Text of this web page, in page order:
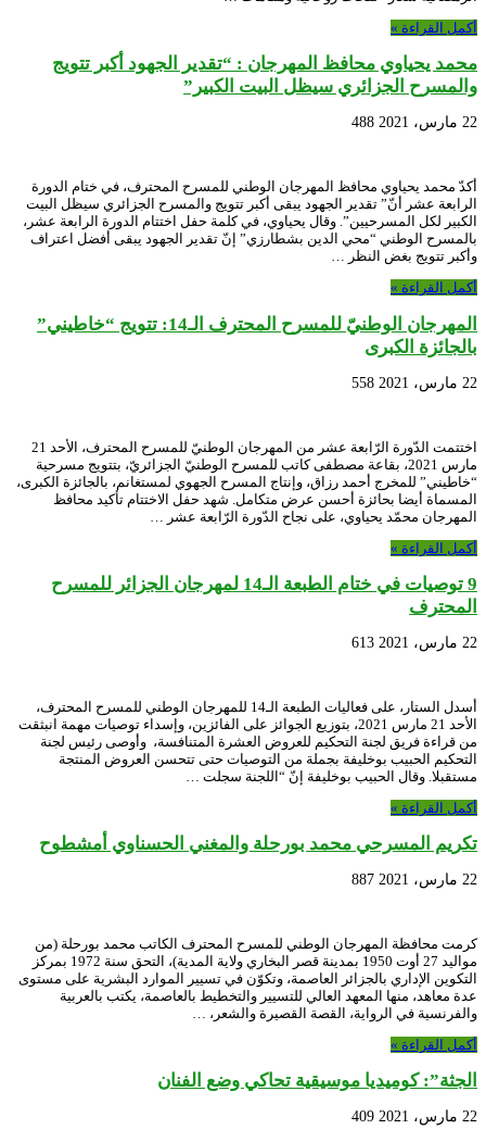
أكمل القراءة »
محمد يحياوي محافظ المهرجان : “تقدير الجهود أكبر تتويج
والمسرح الجزائري سيظل البيت الكبير”
22 مارس، 2021 488
أكدّ محمد يحياوي محافظ المهرجان الوطني للمسرح المحترف، في ختام الدورة
الرابعة عشر أنّ” تقدير الجهود يبقى أكبر تتويج والمسرح الجزائري سيظل البيت
الكبير لكل المسرحيين”. وقال يحياوي، في كلمة حفل اختتام الدورة الرابعة عشر،
بالمسرح الوطني “محي الدين بشطارزي” إنّ تقدير الجهود يبقى أفضل اعتراف
وأكبر تتويج بغض النظر …
أكمل القراءة »
المهرجان الوطنيّ للمسرح المحترف الـ14: تتويج “خاطيني”
بالجائزة الكبرى
22 مارس، 2021 558
اختتمت الدّورة الرّابعة عشر من المهرجان الوطنيّ للمسرح المحترف، الأحد 21
مارس 2021، بقاعة مصطفى كاتب للمسرح الوطنيّ الجزائريّ، بتتويج مسرحية
“خاطيني” للمخرج أحمد رزاق، وإنتاج المسرح الجهوي لمستغانم، بالجائزة الكبرى،
المسماة أيضا بحائزة أحسن عرض متكامل. شهد حفل الاختتام تأكيد محافظ
المهرجان محمّد يحياوي، على نجاح الدّورة الرّابعة عشر …
أكمل القراءة »
9 توصيات في ختام الطبعة الـ14 لمهرجان الجزائر للمسرح
المحترف
22 مارس، 2021 613
أسدل الستار، على فعاليات الطبعة الـ14 للمهرجان الوطني للمسرح المحترف،
الأحد 21 مارس 2021، بتوزيع الجوائز على الفائزين، وإسداء توصيات مهمة انبثقت
من قراءة فريق لجنة التحكيم للعروض العشرة المتنافسة، وأوصى رئيس لجنة
التحكيم الحبيب بوخليفة بجملة من التوصيات حتى تتحسن العروض المنتجة
مستقبلا. وقال الحبيب بوخليفة إنّ “اللجنة سجلت …
أكمل القراءة »
تكريم المسرحي محمد بورحلة والمغني الحسناوي أمشطوح
22 مارس، 2021 887
كرمت محافظة المهرجان الوطني للمسرح المحترف الكاتب محمد بورحلة (من
مواليد 27 أوت 1950 بمدينة قصر البخاري ولاية المدية)، التحق سنة 1972 بمركز
التكوين الإداري بالجزائر العاصمة، وتكوّن في تسيير الموارد البشرية على مستوى
عدة معاهد، منها المعهد العالي للتسيير والتخطيط بالعاصمة، يكتب بالعربية
والفرنسية في الرواية، القصة القصيرة والشعر، …
أكمل القراءة »
الجثة”: كوميديا موسيقية تحاكي وضع الفنان
22 مارس، 2021 409